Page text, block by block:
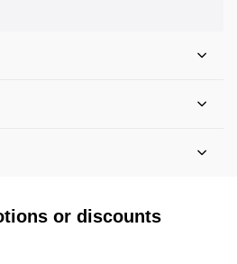
or discounts